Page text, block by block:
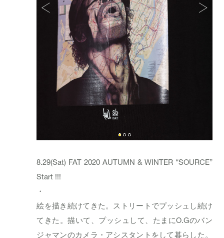
8.29(Sat) FAT 2020 AUTUMN & WINTER “SOURCE”
Start !!!
・
絵を描き続けてきた。ストリートでプッシュし続け
てきた。描いて、プッシュして、たまにO.Gのバン
ジャマンのカメラ・アシスタントをして暮らした。